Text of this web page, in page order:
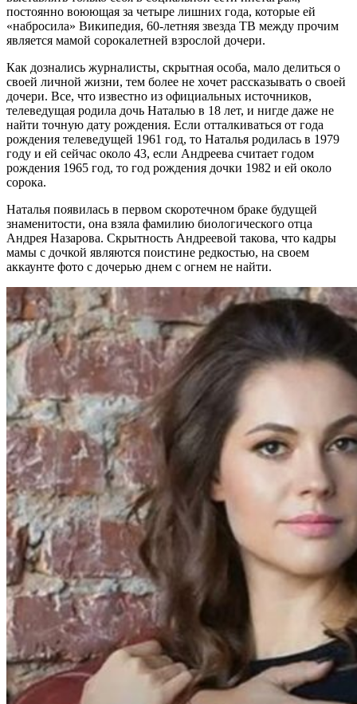
постоянно воюющая за четыре лишних года, которые ей
«набросила» Википедия, 60-летняя звезда ТВ между прочим
является мамой сорокалетней взрослой дочери.
Как дознались журналисты, скрытная особа, мало делиться о
своей личной жизни, тем более не хочет рассказывать о своей
дочери. Все, что известно из официальных источников,
телеведущая родила дочь Наталью в 18 лет, и нигде даже не
найти точную дату рождения. Если отталкиваться от года
рождения телеведущей 1961 год, то Наталья родилась в 1979
году и ей сейчас около 43, если Андреева считает годом
рождения 1965 год, то год рождения дочки 1982 и ей около
сорока.
Наталья появилась в первом скоротечном браке будущей
знаменитости, она взяла фамилию биологического отца
Андрея Назарова. Скрытность Андреевой такова, что кадры
мамы с дочкой являются поистине редкостью, на своем
аккаунте фото с дочерью днем с огнем не найти.